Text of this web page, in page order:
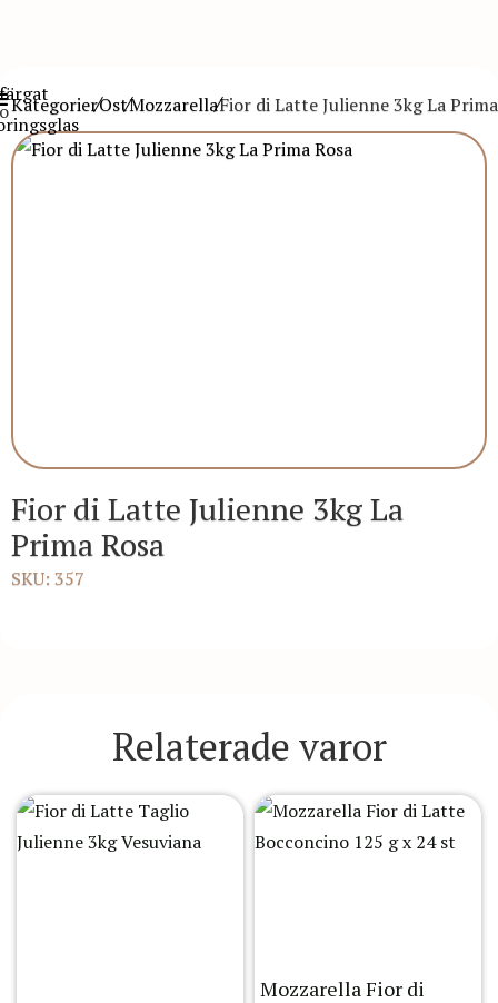
KategorierOstMozzarellaFior di Latte Julienne 3kg La
Fior di Latte Julienne 3kg La
Prima Rosa
SKU: 357
Relaterade varor
Mozzarella Fior di